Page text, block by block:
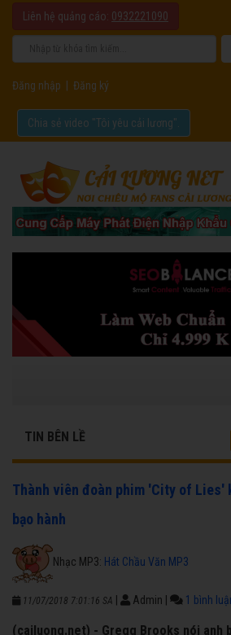
Liên hệ quảng cáo: 0932221090
Đăng nhập Đăng ký
Chia sẻ video "Tôi yêu cải lương".
TIN BÊN LỀ
Thành viên đoàn phim 'City of Lies'
bạo hành
Nhạc MP3: Hát Chầu Văn MP3
11/07/2018 7:01:16 SA Admin 1 bình
(cailuong.net) - Gregg Brooks nói anh